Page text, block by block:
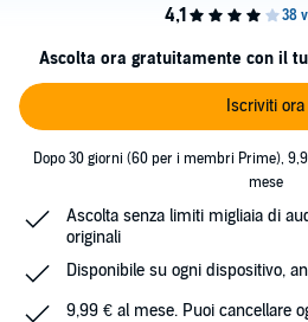
Ascolta ora gratuitamente con il
Iscriviti ora
Dopo 30 giorni (60 per i membri Prime),
mese
Ascolta senza limiti migliaia di
originali
Disponibile su ogni dispositivo,
9,99 € al mese. Puoi cancellare